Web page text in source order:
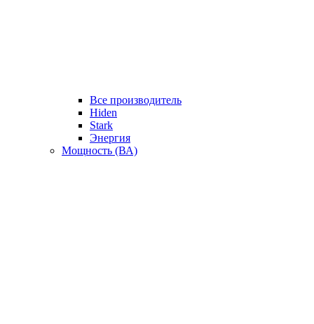
Все производитель
Hiden
Stark
Энергия
Мощность (ВА)